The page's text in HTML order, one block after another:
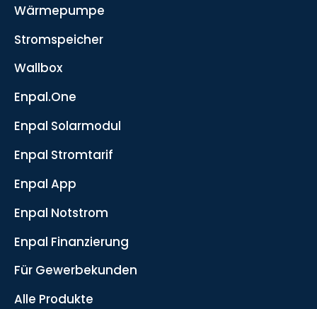
Wärmepumpe
Stromspeicher
Wallbox
Enpal.One
Enpal Solarmodul
Enpal Stromtarif
Enpal App
Enpal Notstrom
Enpal Finanzierung
Für Gewerbekunden
Alle Produkte